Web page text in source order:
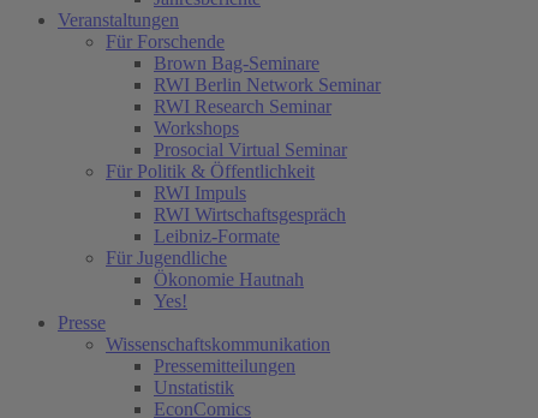
Veranstaltungen
Für Forschende
Brown Bag-Seminare
RWI Berlin Network Seminar
RWI Research Seminar
Workshops
Prosocial Virtual Seminar
Für Politik & Öffentlichkeit
RWI Impuls
RWI Wirtschaftsgespräch
Leibniz-Formate
Für Jugendliche
Ökonomie Hautnah
Yes!
Presse
Wissenschaftskommunikation
Pressemitteilungen
Unstatistik
EconComics